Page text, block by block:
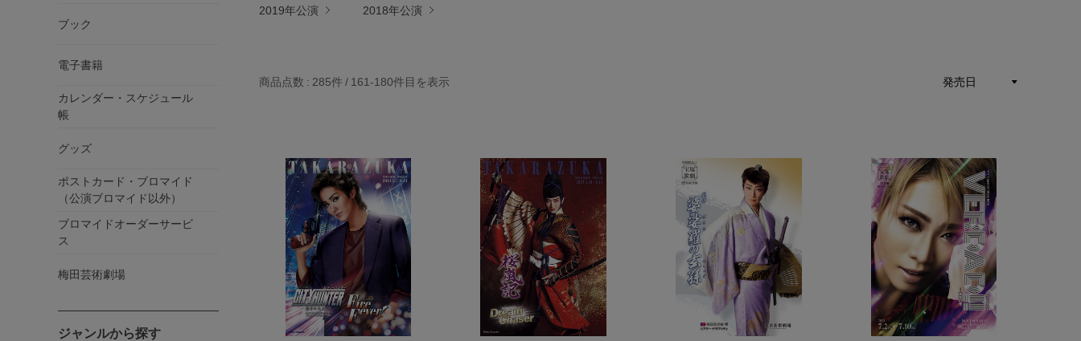
ブック
電子書籍
カレンダー・スケジュール
帳
グッズ
ポストカード・ブロマイド
（公演ブロマイド以外）
ブロマイドオーダーサービ
ス
梅田芸術劇場
ジャンルから探す
2019年公演
2018年公演
商品点数 285件 161-180件目を表示